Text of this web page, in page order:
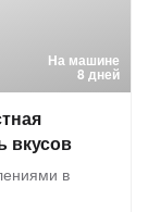
На машине
8 дней
вкусов
в